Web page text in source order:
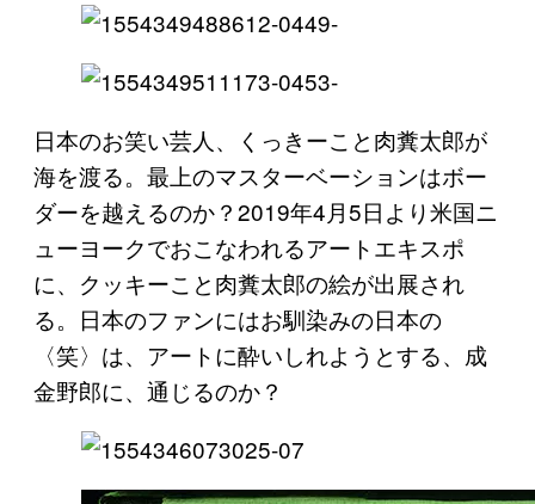
日本のお笑い芸人、くっきーこと肉糞太郎が
海を渡る。最上のマスターベーションはボー
ダーを越えるのか？2019年4月5日より米国ニ
ューヨークでおこなわれるアートエキスポ
に、クッキーこと肉糞太郎の絵が出展され
る。日本のファンにはお馴染みの日本の
〈笑〉は、アートに酔いしれようとする、成
金野郎に、通じるのか？